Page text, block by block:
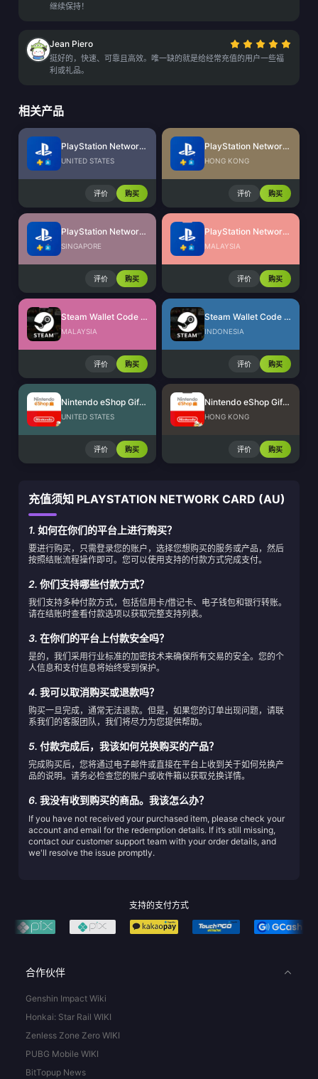
继续保持！
Jean Piero
挺好的，快速、可靠且高效。唯一缺的就是给经常充值的用户一些福
利或礼品。
相关产品
PlayStation Network Card (US)
UNITED STATES
评价 购买
PlayStation Network Card (HK)
HONG KONG
评价 购买
PlayStation Network Card (SG)
SINGAPORE
评价 购买
PlayStation Network Card (MY)
MALAYSIA
评价 购买
Steam Wallet Code (MYR)
MALAYSIA
评价 购买
Steam Wallet Code (IDR)
INDONESIA
评价 购买
Nintendo eShop Gift Card (US)
UNITED STATES
评价 购买
Nintendo eShop Gift Card (HK)
HONG KONG
评价 购买
充值须知 PLAYSTATION NETWORK CARD (AU)
1. 如何在你们的平台上进行购买？
要进行购买，只需登录您的账户，选择您想购买的服务或产品，然后
按照结账流程操作即可。您可以使用支持的付款方式完成支付。
2. 你们支持哪些付款方式？
我们支持多种付款方式，包括信用卡/借记卡、电子钱包和银行转账。
请在结账时查看付款选项以获取完整支持列表。
3. 在你们的平台上付款安全吗？
是的，我们采用行业标准的加密技术来确保所有交易的安全。您的个
人信息和支付信息将始终受到保护。
4. 我可以取消购买或退款吗？
购买一旦完成，通常无法退款。但是，如果您的订单出现问题，请联
系我们的客服团队，我们将尽力为您提供帮助。
5. 付款完成后，我该如何兑换购买的产品？
完成购买后，您将通过电子邮件或直接在平台上收到关于如何兑换产
品的说明。请务必检查您的账户或收件箱以获取兑换详情。
6. 我没有收到购买的商品。我该怎么办？
If you have not received your purchased item, please check your
account and email for the redemption details. If it’s still missing,
contact our customer support team with your order details, and
we'll resolve the issue promptly.
支持的支付方式
合作伙伴
Genshin Impact Wiki
Honkai: Star Rail WIKI
Zenless Zone Zero WIKI
PUBG Mobile WIKI
BitTopup News